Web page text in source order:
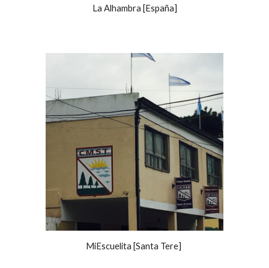
La Alhambra [España]
MiEscuelita [Santa Tere]